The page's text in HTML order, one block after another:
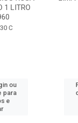
1577
9730 F
login ou
se para
e